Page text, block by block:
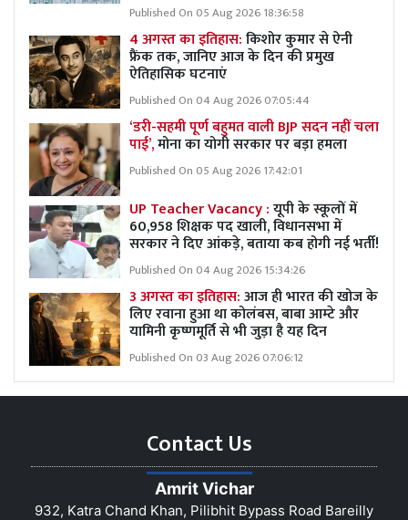
Published On 05 Aug 2026 18:36:58
4 अगस्त का इतिहास:किशोर कुमार से ऐनी
फ्रैंक तक, जानिए आज के दिन की प्रमुख
ऐतिहासिक घटनाएं
Published On 04 Aug 2026 07:05:44
‘डरी-सहमी पूर्ण बहुमत वाली BJP सदन नहीं चला
पाई’,मोना का योगी सरकार पर बड़ा हमला
Published On 05 Aug 2026 17:42:01
UP Teacher Vacancy :यूपी के स्कूलों में
60,958 शिक्षक पद खाली, विधानसभा में
सरकार ने दिए आंकड़े, बताया कब होगी नई भर्ती!
Published On 04 Aug 2026 15:34:26
3 अगस्त का इतिहास:आज ही भारत की खोज के
लिए रवाना हुआ था कोलंबस, बाबा आम्टे और
यामिनी कृष्णमूर्ति से भी जुड़ा है यह दिन
Published On 03 Aug 2026 07:06:12
Contact Us
Amrit Vichar
932, Katra Chand Khan, Pilibhit Bypass Road Bareilly